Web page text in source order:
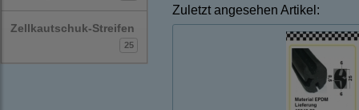
Zellkautschuk-Streifen
25
Zuletzt angesehen Artikel: